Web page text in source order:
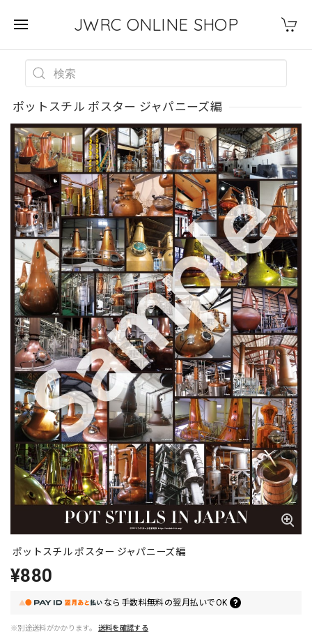
JWRC ONLINE SHOP
ポットスチル ポスター ジャパニーズ編
ポットスチル ポスター ジャパニーズ編
¥880
なら 手数料無料の翌月払いでOK
※別途送料がかかります。 送料を確認する